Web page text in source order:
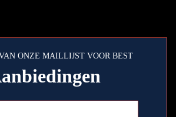
ONZE MAILLIJST VOOR BEST